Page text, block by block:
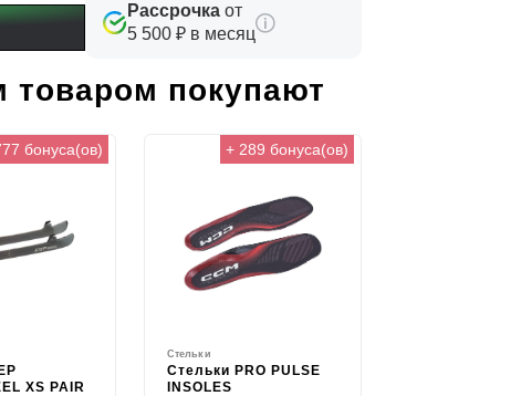
Рассрочка от
5 500 ₽ в месяц
товаром покупают
бонуса(ов)
XS PAIR
+ 289 бонуса(ов)
Стельки
Стельки PRO PULSE
INSOLES